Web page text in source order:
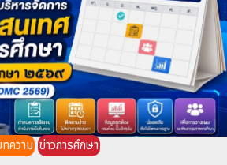
ความ ข่าวการศึกษา